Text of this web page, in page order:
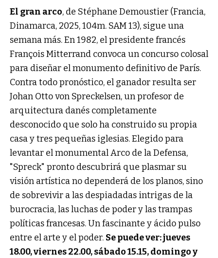
El gran arco, de Stéphane Demoustier (Francia,
Dinamarca, 2025, 104m. SAM 13), sigue una
semana más. En 1982, el presidente francés
François Mitterrand convoca un concurso colosal
para diseñar el monumento definitivo de París.
Contra todo pronóstico, el ganador resulta ser
Johan Otto von Spreckelsen, un profesor de
arquitectura danés completamente
desconocido que solo ha construido su propia
casa y tres pequeñas iglesias. Elegido para
levantar el monumental Arco de la Defensa,
"Spreck" pronto descubrirá que plasmar su
visión artística no dependerá de los planos, sino
de sobrevivir a las despiadadas intrigas de la
burocracia, las luchas de poder y las trampas
políticas francesas. Un fascinante y ácido pulso
entre el arte y el poder. Se puede ver: jueves
18.00, viernes 22.00, sábado 15.15, domingo y